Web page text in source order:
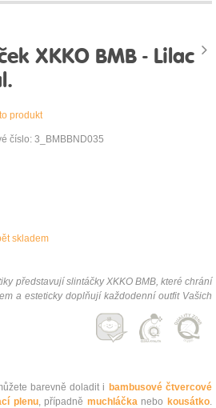
XKKO BMB - Lilac
produkt
číslo: 3_BMBBND035
skladem
představují slintáčky XKKO BMB, které chrání
a esteticky doplňují každodenní outfit Vašich
barevně doladit i bambusové čtvercové
plenu, případně muchláčkanebo kousátko.